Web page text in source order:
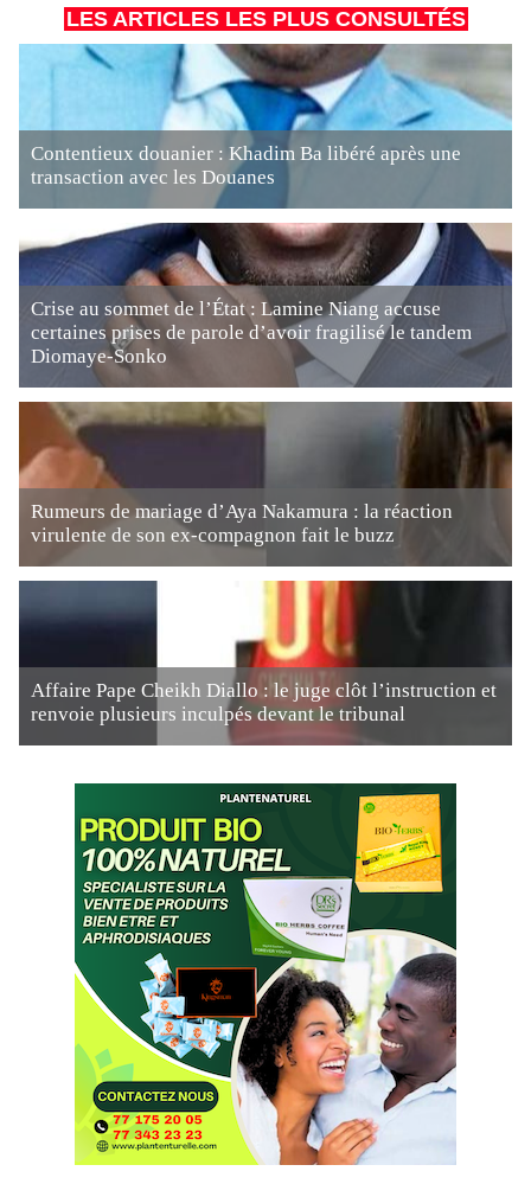
LES ARTICLES LES PLUS CONSULTÉS
Contentieux douanier : Khadim Ba libéré après une
transaction avec les Douanes
Crise au sommet de l’État : Lamine Niang accuse
certaines prises de parole d’avoir fragilisé le tandem
Diomaye-Sonko
Rumeurs de mariage d’Aya Nakamura : la réaction
virulente de son ex-compagnon fait le buzz
Affaire Pape Cheikh Diallo : le juge clôt l’instruction et
renvoie plusieurs inculpés devant le tribunal